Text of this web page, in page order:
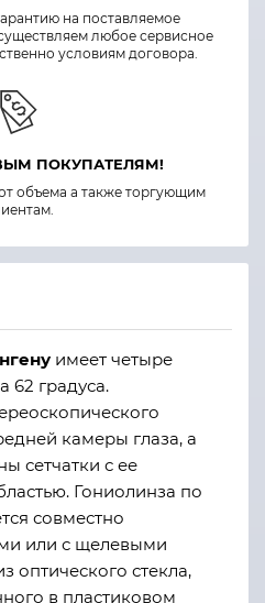
на поставляемое
любое сервисное
условиям договора.
ПОКУПАТЕЛЯМ!
объема а также торгующим
имеет четыре
62 градуса.
камеры глаза, а
сетчатки с ее
Гониолинза по
совместно
или с щелевыми
оптического стекла,
в пластиковом